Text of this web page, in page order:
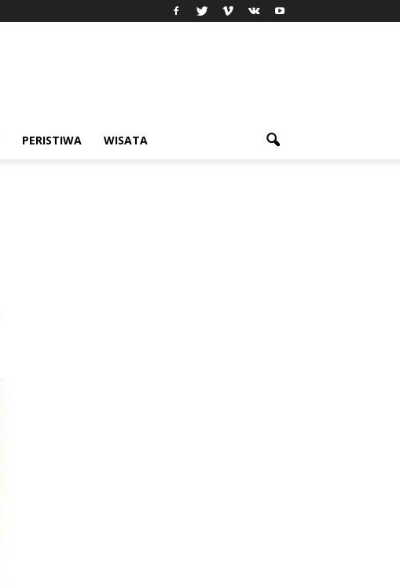
PERISTIWA WISATA